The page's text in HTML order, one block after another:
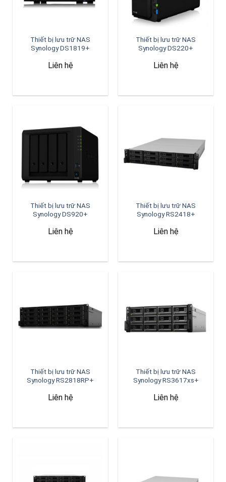
Thiết bị lưu trữ NAS
Synology DS1819+
Liên hệ
Thiết bị lưu trữ NAS
Synology DS220+
Liên hệ
Thiết bị lưu trữ NAS
Synology DS920+
Liên hệ
Thiết bị lưu trữ NAS
Synology RS2418+
Liên hệ
Thiết bị lưu trữ NAS
Synology RS2818RP+
Liên hệ
Thiết bị lưu trữ NAS
Synology RS3617xs+
Liên hệ